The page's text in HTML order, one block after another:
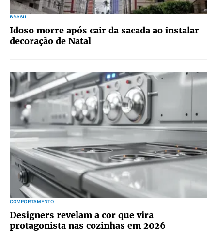
BRASIL
Idoso morre após cair da sacada ao instalar
decoração de Natal
COMPORTAMENTO
Designers revelam a cor que vira
protagonista nas cozinhas em 2026